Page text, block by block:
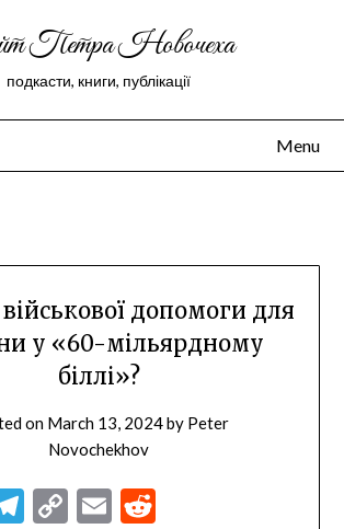
Петра Новочеха
подкасти, книги, публікації
Menu
допомоги для
у «60-мільярдному
біллі»?
on March 13, 2024by Peter
Novochekhov
Telegram
Copy
EmailReddit